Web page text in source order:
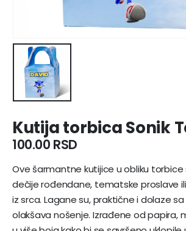
Kutija torbica Sonik
100.00 RSD
Ove šarmantne kutijice u obliku torbice
dečije rođendane, tematske proslave
iz srca. Lagane su, praktične i dolaze
olakšava nošenje. Izrađene od papira,